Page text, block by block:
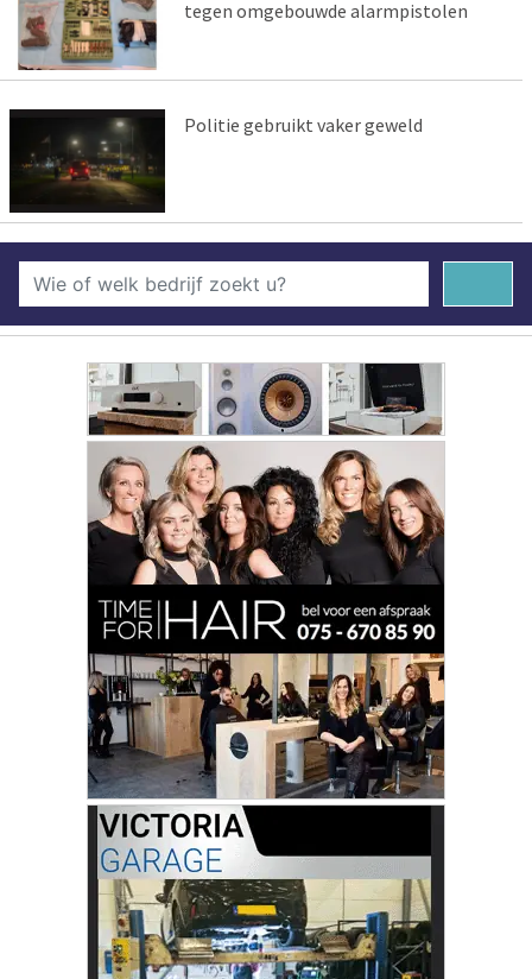
tegen omgebouwde alarmpistolen
Politie gebruikt vaker geweld